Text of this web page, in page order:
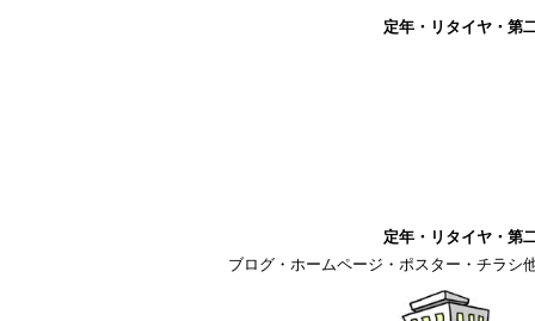
定年・リタイヤ・第
定年・リタイヤ・第
ブログ・ホームページ・ポスター・チラシ